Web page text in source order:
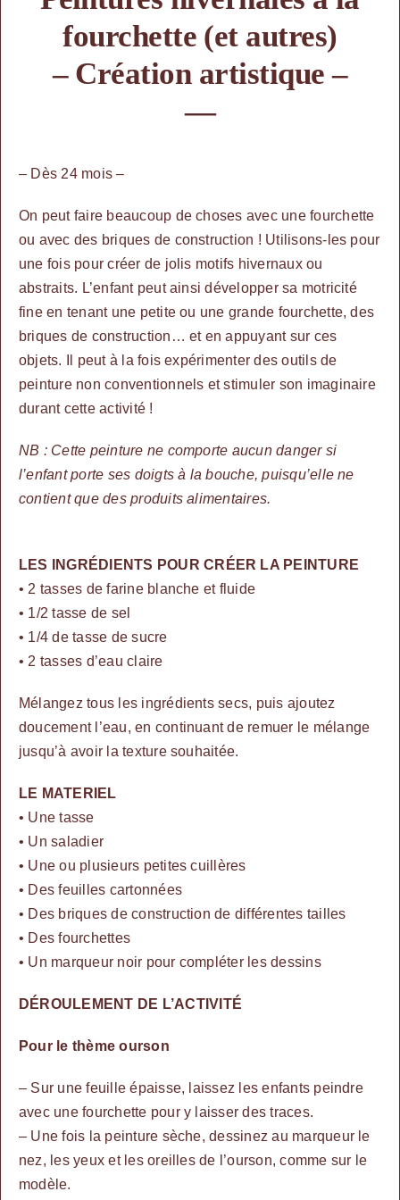
fourchette (et autres)
– Création artistique –
—
– Dès 24 mois –
On peut faire beaucoup de choses avec une fourchette
ou avec des briques de construction ! Utilisons-les pour
une fois pour créer de jolis motifs hivernaux ou
abstraits. L’enfant peut ainsi développer sa motricité
fine en tenant une petite ou une grande fourchette, des
briques de construction… et en appuyant sur ces
objets. Il peut à la fois expérimenter des outils de
peinture non conventionnels et stimuler son imaginaire
durant cette activité !
NB : Cette peinture ne comporte aucun danger si
l’enfant porte ses doigts à la bouche, puisqu’elle ne
contient que des produits alimentaires.
LES INGRÉDIENTS POUR CRÉER LA PEINTURE
• 2 tasses de farine blanche et fluide
• 1/2 tasse de sel
• 1/4 de tasse de sucre
• 2 tasses d’eau claire
Mélangez tous les ingrédients secs, puis ajoutez
doucement l’eau, en continuant de remuer le mélange
jusqu’à avoir la texture souhaitée.
LE MATERIEL
• Une tasse
• Un saladier
• Une ou plusieurs petites cuillères
• Des feuilles cartonnées
• Des briques de construction de différentes tailles
• Des fourchettes
• Un marqueur noir pour compléter les dessins
DÉROULEMENT DE L’ACTIVITÉ
Pour le thème ourson
– Sur une feuille épaisse, laissez les enfants peindre
avec une fourchette pour y laisser des traces.
– Une fois la peinture sèche, dessinez au marqueur le
nez, les yeux et les oreilles de l’ourson, comme sur le
modèle.